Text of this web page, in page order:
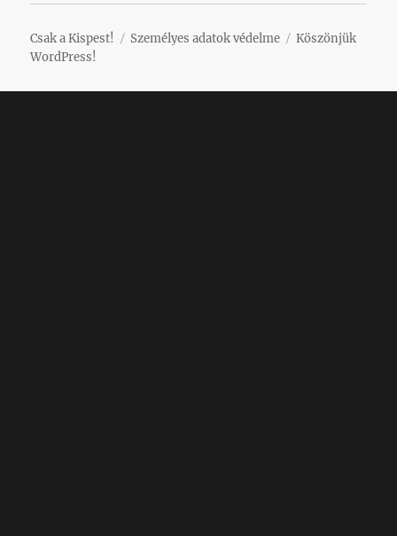
Csak a Kispest! Személyes adatok védelme
Köszönjük
WordPress!